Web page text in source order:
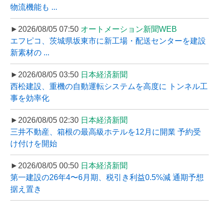
物流機能も ...
►2026/08/05 07:50 オートメーション新聞WEB
エフピコ、茨城県坂東市に新工場・配送センターを建設
新素材の ...
►2026/08/05 03:50 日本経済新聞
西松建設、重機の自動運転システムを高度に トンネル工
事を効率化
►2026/08/05 02:30 日本経済新聞
三井不動産、箱根の最高級ホテルを12月に開業 予約受
け付けを開始
►2026/08/05 00:50 日本経済新聞
第一建設の26年4〜6月期、税引き利益0.5%減 通期予想
据え置き